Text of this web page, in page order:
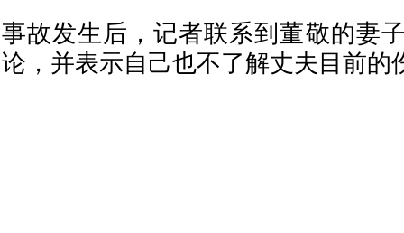
事故发生后，记者联系到董敬的妻
论，并表示自己也不了解丈夫目前的